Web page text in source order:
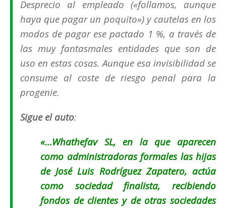
Desprecio al empleado («follamos, aunque
haya que pagar un poquito») y cautelas en los
modos de pagar ese pactado 1 %, a través de
las muy fantasmales entidades que son de
uso en estas cosas. Aunque esa invisibilidad se
consume al coste de riesgo penal para la
progenie.
Sigue el auto:
«…Whathefav SL, en la que aparecen
como administradoras formales las hijas
de José Luis Rodríguez Zapatero, actúa
como sociedad finalista, recibiendo
fondos de clientes y de otras sociedades